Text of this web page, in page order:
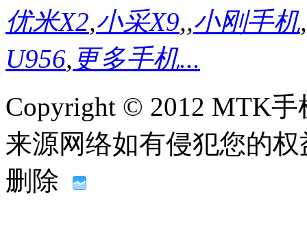
优米X2,小采X9,,小刚手机,
U956, 更多手机...
Copyright © 2012 MTK
来源网络如有侵犯您的
删除